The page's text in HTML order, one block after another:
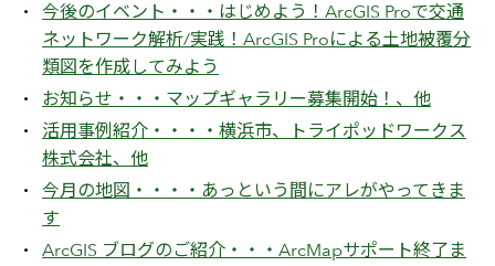
今後のイベント・・・はじめよう！ArcGIS Proで交通
ネットワーク解析/実践！ArcGIS Proによる土地被覆分
類図を作成してみよう
お知らせ・・・マップギャラリー募集開始！、他
活用事例紹介・・・・横浜市、トライポッドワークス
株式会社、他
今月の地図・・・・あっという間にアレがやってきま
す
ArcGIS ブログのご紹介・・・ArcMapサポート終了ま